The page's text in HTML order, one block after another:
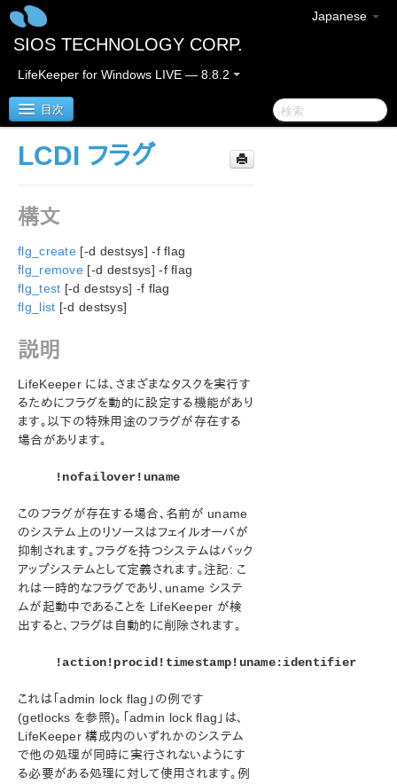
Japanese
SIOS TECHNOLOGY CORP.
LifeKeeper for Windows LIVE — 8.8.2
目次
SIOS Protection Suite/LifeKeeper for Windows
SIOS Protection Suite/LifeKeeper for Windows リ
リースノート
SIOS Protection Suite/LifeKeeper for Windows ク
イックスタートガイド
Microsoft Azure 動作検証ガイド
SIOS Protection Suite/LifeKeeper インストレーション
SIOS Protection Suite/LifeKeeper for Windows テ
クニカルドキュメンテーション
はじめに
構成
管理
GUI による管理作業
リソース階層に関連する作業
LCD - その他の LCD プログラム
LCDI アプリケーション
LCDI インスタンス
LCDI 関係
LCDI リソースタイプ
LCDI システム
LCDI フラグ
構文
flg_create [-d destsys] -f flag
flg_remove [-d destsys] -f flag
flg_test [-d destsys] -f flag
flg_list [-d destsys]
説明
LifeKeeper には、さまざまなタスクを実行す
るためにフラグを動的に設定する機能があり
ます。以下の特殊用途のフラグが存在する
場合があります。
!nofailover!uname
このフラグが存在する場合、名前が uname
のシステム上のリソースはフェイルオーバが
抑制されます。フラグを持つシステムはバック
アップシステムとして定義されます。注記: こ
れは一時的なフラグであり、uname システ
ムが起動中であることを LifeKeeper が検
出すると、フラグは自動的に削除されます。
!action!procid!timestamp!uname:identifier
これは「admin lock flag」の例です
(getlocks を参照)。「admin lock flag」は、
LifeKeeper 構成内のいずれかのシステム
で他の処理が同時に実行されないようにす
る必要がある処理に対して使用されます。例